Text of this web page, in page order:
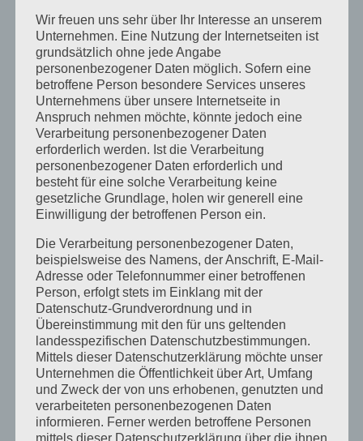
Es entsteht etwas neues…
vonsr-kosmetik|Nov. 27, 2018|Allgemein
Liebe Kundinnen und Kunden, meine neue
Webseite ist momentan leider noch im Um- und
Aufbau! Aber wir arbeiten mit Hochdruck daran… Sie
dürfen gespannt sein, denn die neue Webseite wird
natürlich (noch) größer, schöner, besser… und in
Kürze auch...
Geschenkeservice
vonsr-kosmetik|Dez. 6, 2017|Aktionen,Allgemein
Und wenn die Geschenke noch so klein sind, auf
Wunsch werden alle Geschenke liebevoll verpackt
und können auch direkt an sie geliefert werden.
Wir freuen uns sehr über Ihr Interesse an unserem
Unternehmen. Eine Nutzung der Internetseiten ist
grundsätzlich ohne jede Angabe
personenbezogener Daten möglich. Sofern eine
betroffene Person besondere Services unseres
Unternehmens über unsere Internetseite in
Anspruch nehmen möchte, könnte jedoch eine
Verarbeitung personenbezogener Daten
erforderlich werden. Ist die Verarbeitung
personenbezogener Daten erforderlich und
besteht für eine solche Verarbeitung keine
gesetzliche Grundlage, holen wir generell eine
Einwilligung der betroffenen Person ein.
Die Verarbeitung personenbezogener Daten,
beispielsweise des Namens, der Anschrift, E-Mail-
Adresse oder Telefonnummer einer betroffenen
Person, erfolgt stets im Einklang mit der
Datenschutz-Grundverordnung und in
Übereinstimmung mit den für uns geltenden
landesspezifischen Datenschutzbestimmungen.
Mittels dieser Datenschutzerklärung möchte unser
Unternehmen die Öffentlichkeit über Art, Umfang
und Zweck der von uns erhobenen, genutzten und
verarbeiteten personenbezogenen Daten
informieren. Ferner werden betroffene Personen
mittels dieser Datenschutzerklärung über die ihnen